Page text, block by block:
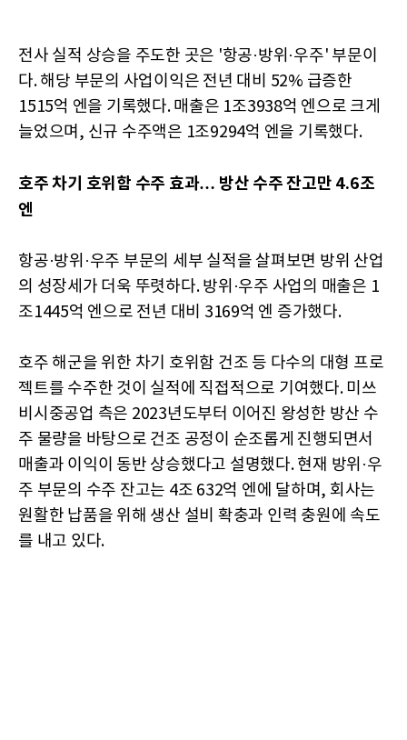
전사 실적 상승을 주도한 곳은 '항공·방위·우주' 부문이
다. 해당 부문의 사업이익은 전년 대비 52% 급증한
1515억 엔을 기록했다. 매출은 1조3938억 엔으로 크게
늘었으며, 신규 수주액은 1조9294억 엔을 기록했다.
호주 차기 호위함 수주 효과… 방산 수주 잔고만 4.6조
엔
항공·방위·우주 부문의 세부 실적을 살펴보면 방위 산업
의 성장세가 더욱 뚜렷하다. 방위·우주 사업의 매출은 1
조1445억 엔으로 전년 대비 3169억 엔 증가했다.
호주 해군을 위한 차기 호위함 건조 등 다수의 대형 프로
젝트를 수주한 것이 실적에 직접적으로 기여했다. 미쓰
비시중공업 측은 2023년도부터 이어진 왕성한 방산 수
주 물량을 바탕으로 건조 공정이 순조롭게 진행되면서
매출과 이익이 동반 상승했다고 설명했다. 현재 방위·우
주 부문의 수주 잔고는 4조 632억 엔에 달하며, 회사는
원활한 납품을 위해 생산 설비 확충과 인력 충원에 속도
를 내고 있다.